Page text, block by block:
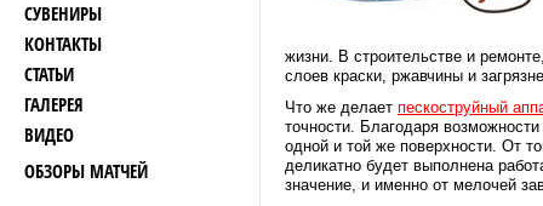
СУВЕНИРЫ
КОНТАКТЫ
СТАТЬИ
ГАЛЕРЕЯ
ВИДЕО
ОБЗОРЫ МАТЧЕЙ
жизни. В строительстве и
слоев краски, ржавчины и
Что же делает пескоструйный
точности. Благодаря
одной и той же поверхности. От
деликатно будет выполнена
значение, и именно от мелочей